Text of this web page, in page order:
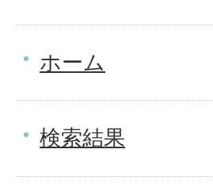
ホーム
検索結果